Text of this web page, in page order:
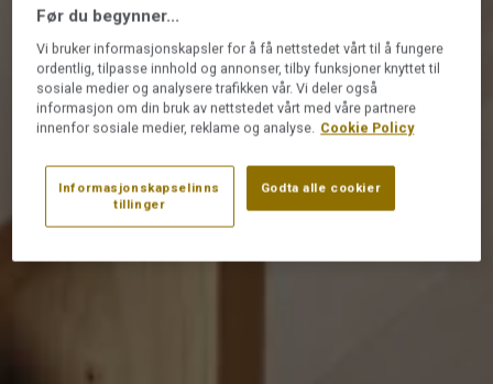
Før du begynner...
Vi bruker informasjonskapsler for å få nettstedet vårt til å fungere
ordentlig, tilpasse innhold og annonser, tilby funksjoner knyttet til
sosiale medier og analysere trafikken vår. Vi deler også
informasjon om din bruk av nettstedet vårt med våre partnere
innenfor sosiale medier, reklame og analyse. Cookie Policy
Informasjonskapselinns
tillinger
Godta alle cookier